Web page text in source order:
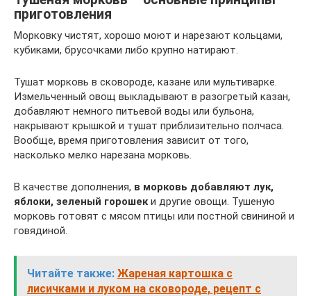
приготовления
Морковку чистят, хорошо моют и нарезают кольцами,
кубиками, брусочками либо крупно натирают.
Тушат морковь в сковороде, казане или мультиварке.
Измельченный овощ выкладывают в разогретый казан,
добавляют немного питьевой воды или бульона,
накрывают крышкой и тушат приблизительно полчаса.
Вообще, время приготовления зависит от того,
насколько мелко нарезана морковь.
В качестве дополнения, в морковь добавляют лук,
яблоки, зеленый горошеки другие овощи. Тушеную
морковь готовят с мясом птицы или постной свининой и
говядиной.
Читайте также: Жареная картошка с
лисичками и луком на сковороде, рецепт с